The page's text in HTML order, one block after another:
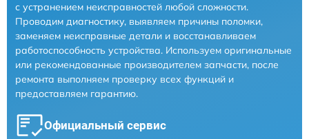
с устранением неисправностей любой сложности.
Проводим диагностику, выявляем причины поломки,
заменяем неисправные детали и восстанавливаем
работоспособность устройства. Используем оригинальные
или рекомендованные производителем запчасти, после
ремонта выполняем проверку всех функций и
предоставляем гарантию.
Официальный сервис